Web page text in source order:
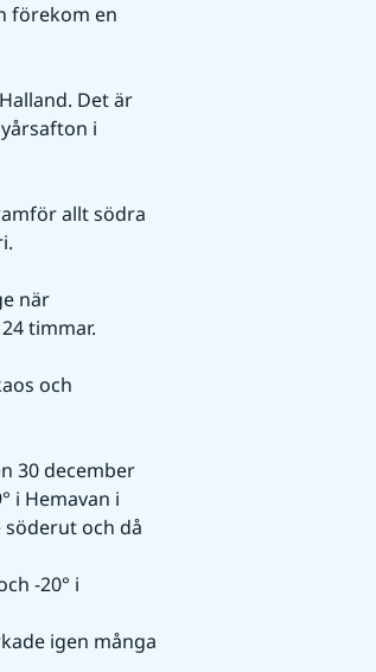
förekom en
Det är
i
allt södra
när
timmar.
och
30 december
i Hemavan i
söderut och då
-20° i
igen många